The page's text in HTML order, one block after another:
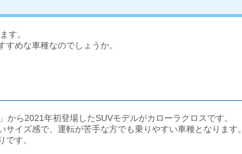
す。
めな車種なのでしょうか。
ら2021年初登場したSUVモデルがカローラクロスです。
イズ感で、運転が苦手な方でも乗りやすい車種となります。
す。